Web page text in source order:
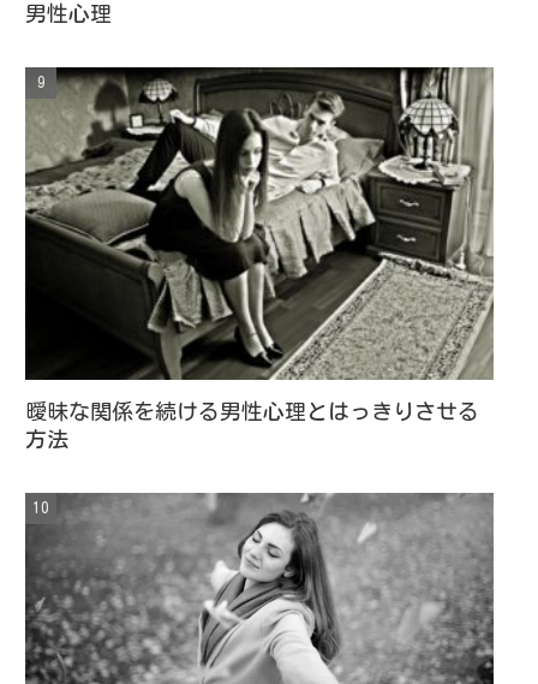
男性心理
曖昧な関係を続ける男性心理とはっきりさせる
方法